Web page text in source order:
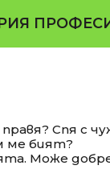
Спя с
ме бият?
Може